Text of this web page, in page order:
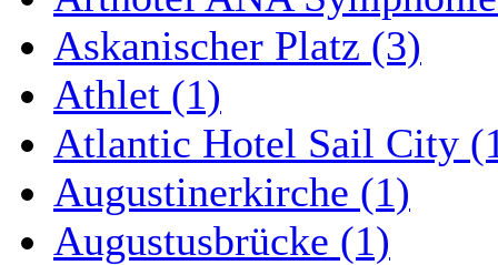
Askanischer Platz (3)
Athlet (1)
Atlantic Hotel Sail City
Augustinerkirche (1)
Augustusbrücke (1)